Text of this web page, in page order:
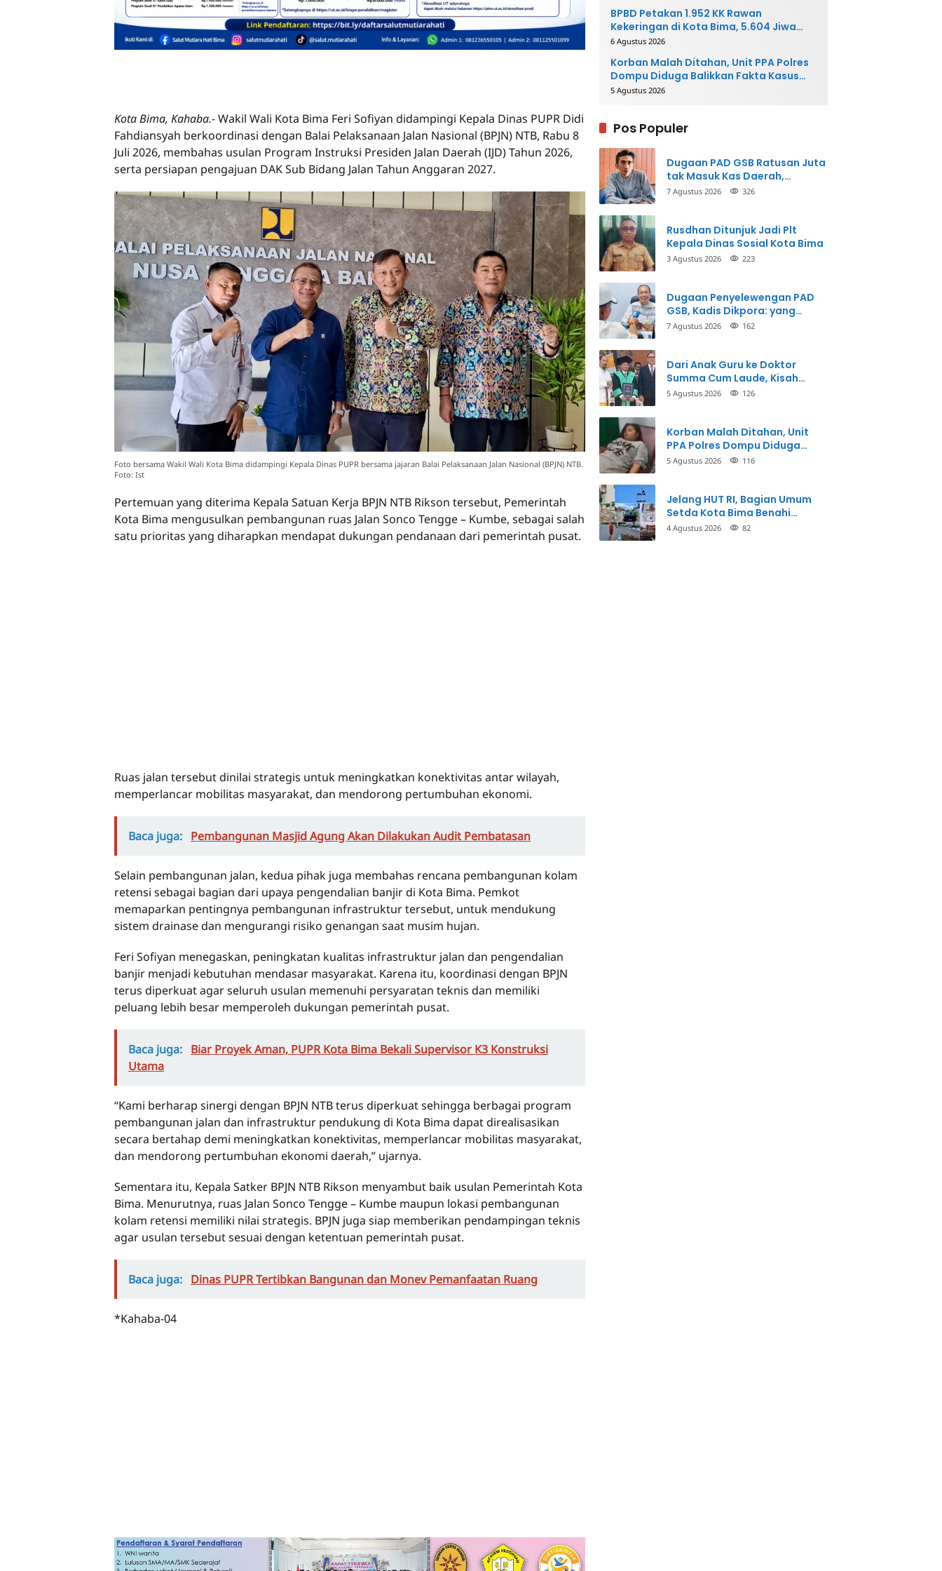
Kota Bima, Kahaba.-Wakil Wali Kota Bima Feri Sofiyan didampingi Kepala Dinas PUPR Didi
Fahdiansyah berkoordinasi dengan Balai Pelaksanaan Jalan Nasional (BPJN) NTB, Rabu 8
Juli 2026, membahas usulan Program Instruksi Presiden Jalan Daerah (IJD) Tahun 2026,
serta persiapan pengajuan DAK Sub Bidang Jalan Tahun Anggaran 2027.
Foto bersama Wakil Wali Kota Bima didampingi Kepala Dinas PUPR bersama jajaran Balai Pelaksanaan Jalan Nasional (BPJN) NTB.
Foto: Ist
Pertemuan yang diterima Kepala Satuan Kerja BPJN NTB Rikson tersebut, Pemerintah
Kota Bima mengusulkan pembangunan ruas Jalan Sonco Tengge – Kumbe, sebagai salah
satu prioritas yang diharapkan mendapat dukungan pendanaan dari pemerintah pusat.
Ruas jalan tersebut dinilai strategis untuk meningkatkan konektivitas antar wilayah,
memperlancar mobilitas masyarakat, dan mendorong pertumbuhan ekonomi.
Baca juga: Pembangunan Masjid Agung Akan Dilakukan Audit Pembatasan
Selain pembangunan jalan, kedua pihak juga membahas rencana pembangunan kolam
retensi sebagai bagian dari upaya pengendalian banjir di Kota Bima. Pemkot
memaparkan pentingnya pembangunan infrastruktur tersebut, untuk mendukung
sistem drainase dan mengurangi risiko genangan saat musim hujan.
Feri Sofiyan menegaskan, peningkatan kualitas infrastruktur jalan dan pengendalian
banjir menjadi kebutuhan mendasar masyarakat. Karena itu, koordinasi dengan BPJN
terus diperkuat agar seluruh usulan memenuhi persyaratan teknis dan memiliki
peluang lebih besar memperoleh dukungan pemerintah pusat.
Baca juga: Biar Proyek Aman, PUPR Kota Bima Bekali Supervisor K3 Konstruksi
Utama
“Kami berharap sinergi dengan BPJN NTB terus diperkuat sehingga berbagai program
pembangunan jalan dan infrastruktur pendukung di Kota Bima dapat direalisasikan
secara bertahap demi meningkatkan konektivitas, memperlancar mobilitas masyarakat,
dan mendorong pertumbuhan ekonomi daerah,” ujarnya.
Sementara itu, Kepala Satker BPJN NTB Rikson menyambut baik usulan Pemerintah Kota
Bima. Menurutnya, ruas Jalan Sonco Tengge – Kumbe maupun lokasi pembangunan
kolam retensi memiliki nilai strategis. BPJN juga siap memberikan pendampingan teknis
agar usulan tersebut sesuai dengan ketentuan pemerintah pusat.
Baca juga: Dinas PUPR Tertibkan Bangunan dan Monev Pemanfaatan Ruang
*Kahaba-04
BPBD Petakan 1.952 KK Rawan
Kekeringan di Kota Bima, 5.604 Jiwa
Berpotensi Terdampak
6 Agustus 2026
Korban Malah Ditahan, Unit PPA Polres
Dompu Diduga Balikkan Fakta Kasus
Penganiayaan
5 Agustus 2026
Pos Populer
Dugaan PAD GSB Ratusan Juta
tak Masuk Kas Daerah,
Inspektorat Panggil Pihak
7 Agustus 2026 326
Rusdhan Ditunjuk Jadi Plt
Kepala Dinas Sosial Kota Bima
3 Agustus 2026 223
Dugaan Penyelewengan PAD
GSB, Kadis Dikpora: yang
Bersangkutan Akui
7 Agustus 2026 162
Dari Anak Guru ke Doktor
Summa Cum Laude, Kisah
Taman Firdaus Menginspirasi
5 Agustus 2026 126
Korban Malah Ditahan, Unit
PPA Polres Dompu Diduga
Balikkan Fakta Kasus
5 Agustus 2026 116
Jelang HUT RI, Bagian Umum
Setda Kota Bima Benahi
Kantor Pemkot
4 Agustus 2026 82